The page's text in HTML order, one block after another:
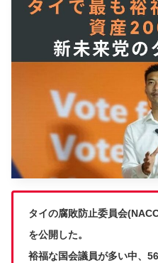
タイの腐敗防止委員会
を公開した。
裕福な国会議員が多い中、